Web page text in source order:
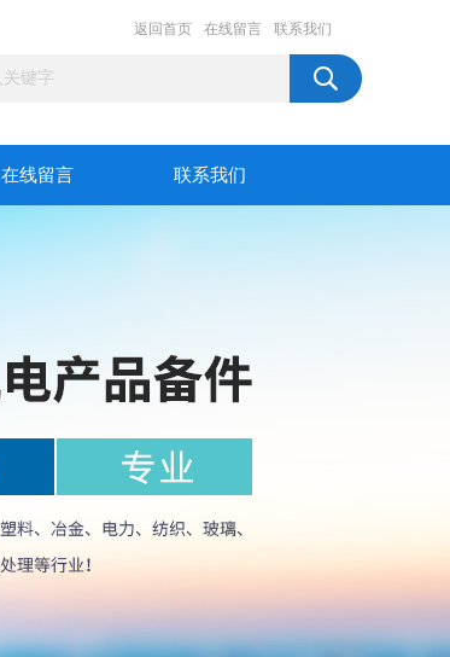
返回首页 在线留言 联系我们
在线留言 联系我们